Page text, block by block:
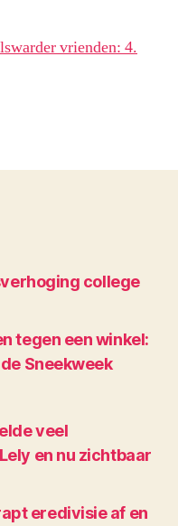
vrienden: 4.
college
tegen een winkel:
Sneekweek
veel
en nu zichtbaar
eredivisie af en